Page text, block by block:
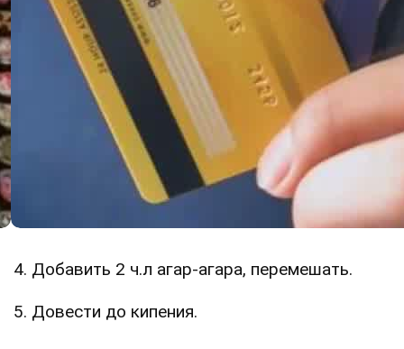
4. Добавить 2 ч.л агар-агара, перемешать.
5. Довести до кипения.